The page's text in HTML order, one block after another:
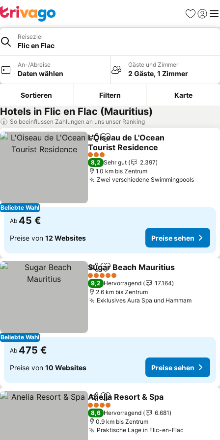
Favoriten
Reiseziel
Flic en Flac
An-/Abreise
Daten wählen
Gäste und Zimmer
2 Gäste, 1 Zimmer
Sortieren Filtern Karte
Hotels in Flic en Flac (Mauritius)
So beeinflussen Zahlungen an uns unser Ranking
Beliebte Wahl
TeilenZu Favoriten hinzufügen
L'Oiseau de L'Ocean
Tourist Residence
Preise sehen
3 Sterne
8,2 Sehr gut
2.397
1.0 km bis Zentrum
Zwei verschiedene SwimmingpoolsPreise
Ab 45 €
Preise von 12 Websites Preise sehen
Beliebte Wahl
TeilenZu Favoriten hinzufügen
Sugar Beach Mauritius
5 Sterne
9,2 Hervorragend
17.164
2.6 km bis Zentrum
Exklusives Aura Spa und HammamPreise
Ab 475 €
Preise von 10 Websites Preise sehen
TeilenZu Favoriten hinzufügen
Anelia Resort & Spa
4 Sterne
8,6 Hervorragend
6.681
0.9 km bis Zentrum
Praktische Lage in Flic-en-Flac